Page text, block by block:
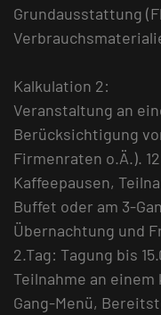
Grundausstattung
Kalkulation 2:
Veranstaltung an
Berücksichtigung
Firmenraten o.Ä.).
Kaffeepausen,
Buffet oder am 3-
Übernachtung und
2.Tag: Tagung bis
Teilnahme an
Gang-Menü,